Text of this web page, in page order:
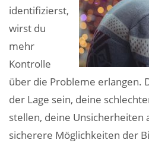
identifizierst,
wirst du
mehr
Kontrolle
über die Probleme erlangen.
der Lage sein, deine
stellen, deine Unsicherheiten
sicherere Möglichkeiten der